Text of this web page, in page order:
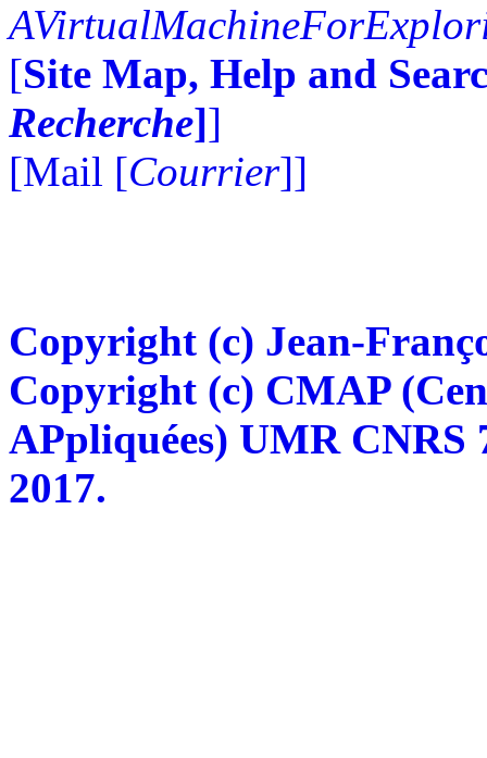
[Site Map, Help and
Recherche]]
[Mail [Courrier]]
Copyright (c) Jean-
Copyright (c) CMAP
APpliquées) UMR CNRS
2017.